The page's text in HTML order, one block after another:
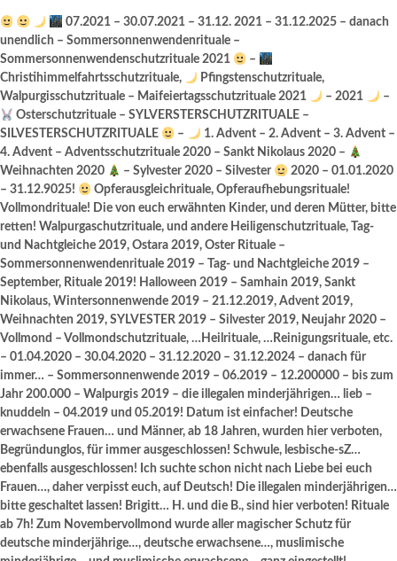
07.2021 – 30.07.2021 – 31.12. 2021 – 31.12.2025 – danach
unendlich – Sommersonnenwendenrituale –
Sommersonnenwendenschutzrituale 2021
–
Christihimmelfahrtsschutzrituale,
Pfingstenschutzrituale,
Walpurgisschutzrituale – Maifeiertagsschutzrituale 2021
– 2021
–
Osterschutzrituale – SYLVERSTERSCHUTZRITUALE –
SILVESTERSCHUTZRITUALE
–
1. Advent – 2. Advent – 3. Advent –
4. Advent – Adventsschutzrituale 2020 – Sankt Nikolaus 2020 –
Weihnachten 2020
– Sylvester 2020 – Silvester
2020 – 01.01.2020
– 31.12.9025!
Opferausgleichrituale, Opferaufhebungsrituale!
Vollmondrituale! Die von euch erwähnten Kinder, und deren Mütter, bitte
retten! Walpurgaschutzrituale, und andere Heiligenschutzrituale, Tag-
und Nachtgleiche 2019, Ostara 2019, Oster Rituale –
Sommersonnenwendenrituale 2019 – Tag- und Nachtgleiche 2019 –
September, Rituale 2019! Halloween 2019 – Samhain 2019, Sankt
Nikolaus, Wintersonnenwende 2019 – 21.12.2019, Advent 2019,
Weihnachten 2019, SYLVESTER 2019 – Silvester 2019, Neujahr 2020 –
Vollmond – Vollmondschutzrituale, …Heilrituale, …Reinigungsrituale, etc.
– 01.04.2020 – 30.04.2020 – 31.12.2020 – 31.12.2024 – danach für
immer… – Sommersonnenwende 2019 – 06.2019 – 12.200000 – bis zum
Jahr 200.000 – Walpurgis 2019 – die illegalen minderjährigen… lieb –
knuddeln – 04.2019 und 05.2019! Datum ist einfacher! Deutsche
erwachsene Frauen… und Männer, ab 18 Jahren, wurden hier verboten,
Begründunglos, für immer ausgeschlossen! Schwule, lesbische-sZ…
ebenfalls ausgeschlossen! Ich suchte schon nicht nach Liebe bei euch
Frauen…, daher verpisst euch, auf Deutsch! Die illegalen minderjährigen…
bitte geschaltet lassen! Brigitt… H. und die B., sind hier verboten! Rituale
ab 7h! Zum Novembervollmond wurde aller magischer Schutz für
deutsche minderjährige…, deutsche erwachsene…, muslimische